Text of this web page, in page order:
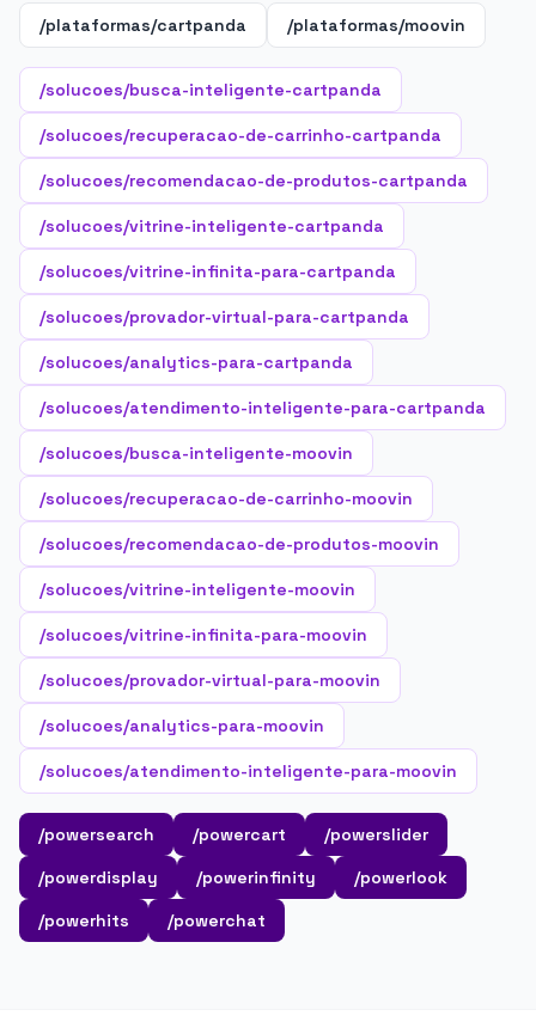
/plataformas/cartpanda /plataformas/moovin
/solucoes/busca-inteligente-cartpanda
/solucoes/recuperacao-de-carrinho-cartpanda
/solucoes/recomendacao-de-produtos-cartpanda
/solucoes/vitrine-inteligente-cartpanda
/solucoes/vitrine-infinita-para-cartpanda
/solucoes/provador-virtual-para-cartpanda
/solucoes/analytics-para-cartpanda
/solucoes/atendimento-inteligente-para-cartpanda
/solucoes/busca-inteligente-moovin
/solucoes/recuperacao-de-carrinho-moovin
/solucoes/recomendacao-de-produtos-moovin
/solucoes/vitrine-inteligente-moovin
/solucoes/vitrine-infinita-para-moovin
/solucoes/provador-virtual-para-moovin
/solucoes/analytics-para-moovin
/solucoes/atendimento-inteligente-para-moovin
/powersearch /powercart
/powerslider
/powerdisplay
/powerinfinity
/powerlook
/powerhits
/powerchat